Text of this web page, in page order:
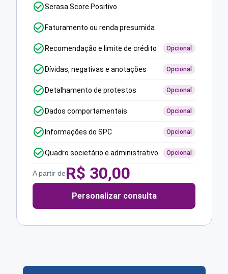
Serasa Score Positivo
Faturamento ou renda presumida
Recomendação e limite de crédito Opcional
Dívidas, negativas e anotações Opcional
Detalhamento de protestos Opcional
Dados comportamentais Opcional
Informações do SPC Opcional
Quadro societário e administrativo Opcional
A partir deR$ 30,00
Personalizar consulta